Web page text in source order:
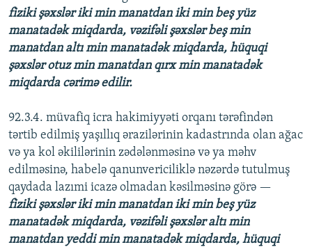
fiziki şəxslər iki min manatdan iki min beş yüz
manatadək miqdarda, vəzifəli şəxslər beş min
manatdan altı min manatadək miqdarda, hüquqi
şəxslər otuz min manatdan qırx min manatadək
miqdarda cərimə edilir.
92.3.4. müvafiq icra hakimiyyəti orqanı tərəfindən
tərtib edilmiş yaşıllıq ərazilərinin kadastrında olan ağac
və ya kol əkililərinin zədələnməsinə və ya məhv
edilməsinə, habelə qanunvericiliklə nəzərdə tutulmuş
qaydada lazımi icazə olmadan kəsilməsinə görə —
fiziki şəxslər iki min manatdan iki min beş yüz
manatadək miqdarda, vəzifəli şəxslər altı min
manatdan yeddi min manatadək miqdarda, hüquqi